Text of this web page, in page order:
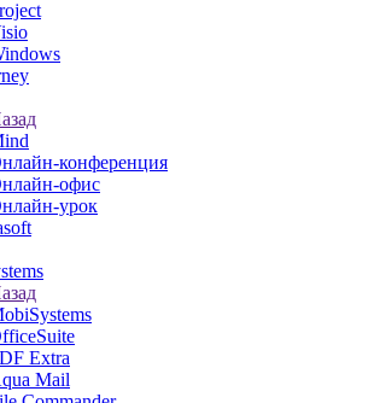
конференция
офис
урок
Extra
Mail